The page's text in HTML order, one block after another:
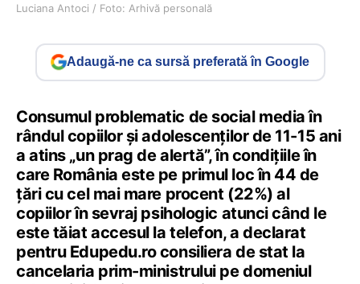
Luciana Antoci / Foto: Arhivă personală
Adaugă-ne ca sursă preferată în Google
Consumul problematic de social media în
rândul copiilor și adolescenților de 11-15 ani
a atins „un prag de alertă”, în condițiile în
care România este pe primul loc în 44 de
țări cu cel mai mare procent (22%) al
copiilor în sevraj psihologic atunci când le
este tăiat accesul la telefon, a declarat
pentru Edupedu.ro consiliera de stat la
cancelaria prim-ministrului pe domeniul